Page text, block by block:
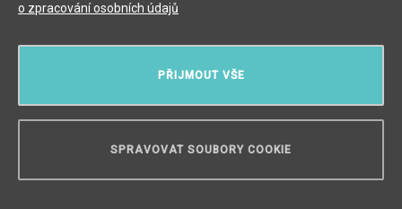
Myslíková 245/3, 110 00 Praha 1
PŘIJMOUT VŠE
SPRAVOVAT SOUBORY COOKIE
o zpracování osobních údajů